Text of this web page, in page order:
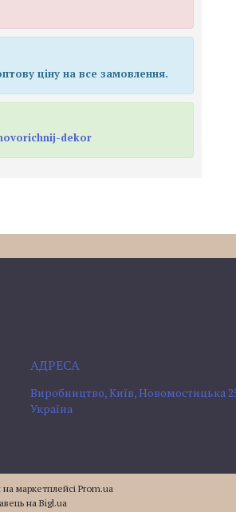
ціну на все замовлення.
dekor
Виробництво, Київ, Новомостицька
Україна
маркетплейсі Prom.ua
на Bigl.ua